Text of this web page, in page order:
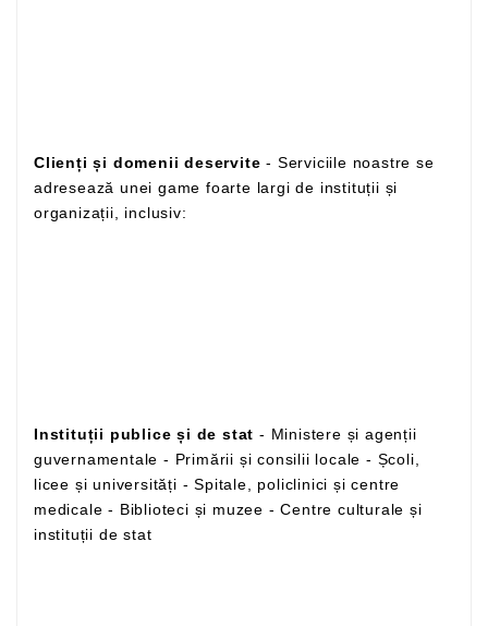
Clienți și domenii deservite - Serviciile noastre se
adresează unei game foarte largi de instituții și
organizații, inclusiv:
Instituții publice și de stat - Ministere și agenții
guvernamentale - Primării și consilii locale - Școli,
licee și universități - Spitale, policlinici și centre
medicale - Biblioteci și muzee - Centre culturale și
instituții de stat